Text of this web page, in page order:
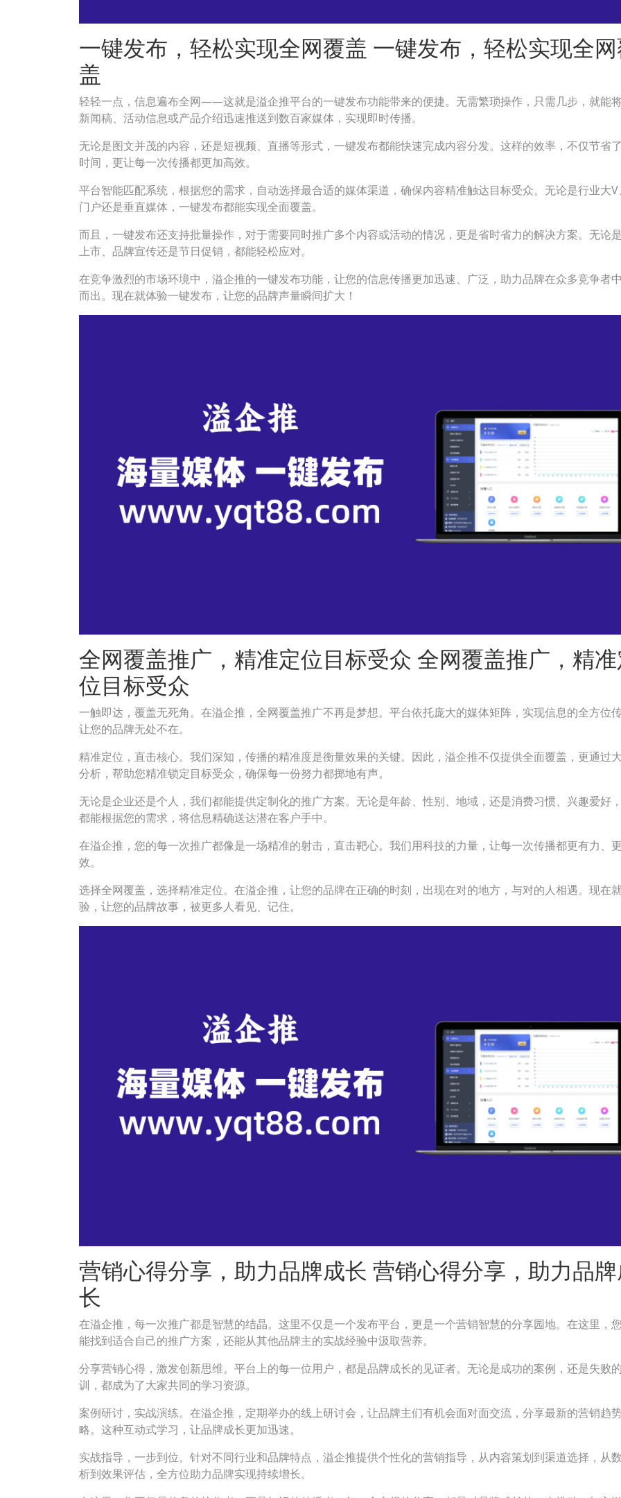
一键发布，轻松实现全网覆盖 一键发布，轻松实现全
盖
轻轻一点，信息遍布全网——这就是溢企推平台的一键发布功能带来的便捷。无需繁琐操作，只需几步，就能
新闻稿、活动信息或产品介绍迅速推送到数百家媒体，实现即时传播。
无论是图文并茂的内容，还是短视频、直播等形式，一键发布都能快速完成内容分发。这样的效率，不仅节省
时间，更让每一次传播都更加高效。
平台智能匹配系统，根据您的需求，自动选择最合适的媒体渠道，确保内容精准触达目标受众。无论是行业大
门户还是垂直媒体，一键发布都能实现全面覆盖。
而且，一键发布还支持批量操作，对于需要同时推广多个内容或活动的情况，更是省时省力的解决方案。无论
上市、品牌宣传还是节日促销，都能轻松应对。
在竞争激烈的市场环境中，溢企推的一键发布功能，让您的信息传播更加迅速、广泛，助力品牌在众多竞争者
而出。现在就体验一键发布，让您的品牌声量瞬间扩大！
全网覆盖推广，精准定位目标受众 全网覆盖推广，精
位目标受众
一触即达，覆盖无死角。在溢企推，全网覆盖推广不再是梦想。平台依托庞大的媒体矩阵，实现信息的全方位
让您的品牌无处不在。
精准定位，直击核心。我们深知，传播的精准度是衡量效果的关键。因此，溢企推不仅提供全面覆盖，更通过
分析，帮助您精准锁定目标受众，确保每一份努力都掷地有声。
无论是企业还是个人，我们都能提供定制化的推广方案。无论是年龄、性别、地域，还是消费习惯、兴趣爱好
都能根据您的需求，将信息精确送达潜在客户手中。
在溢企推，您的每一次推广都像是一场精准的射击，直击靶心。我们用科技的力量，让每一次传播都更有力、
效。
选择全网覆盖，选择精准定位。在溢企推，让您的品牌在正确的时刻，出现在对的地方，与对的人相遇。现在
验，让您的品牌故事，被更多人看见、记住。
营销心得分享，助力品牌成长 营销心得分享，助力品
长
在溢企推，每一次推广都是智慧的结晶。这里不仅是一个发布平台，更是一个营销智慧的分享园地。在这里，
能找到适合自己的推广方案，还能从其他品牌主的实战经验中汲取营养。
分享营销心得，激发创新思维。平台上的每一位用户，都是品牌成长的见证者。无论是成功的案例，还是失败
训，都成为了大家共同的学习资源。
案例研讨，实战演练。在溢企推，定期举办的线上研讨会，让品牌主们有机会面对面交流，分享最新的营销趋
略。这种互动式学习，让品牌成长更加迅速。
实战指导，一步到位。针对不同行业和品牌特点，溢企推提供个性化的营销指导，从内容策划到渠道选择，从
析到效果评估，全方位助力品牌实现持续增长。